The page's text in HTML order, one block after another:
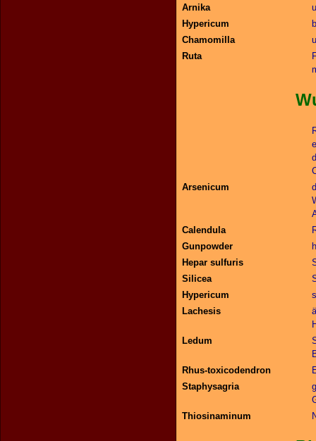
Arnika
Hypericum
Chamomilla
Ruta
Arsenicum
Calendula
Gunpowder
Hepar sulfuris
Silicea
Hypericum
Lachesis
Ledum
Rhus-toxicodendron
Staphysagria
Thiosinaminum